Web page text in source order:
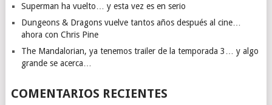
Superman ha vuelto… y esta vez es en serio
Dungeons & Dragons vuelve tantos años después al cine…
ahora con Chris Pine
The Mandalorian, ya tenemos trailer de la temporada 3… y algo
grande se acerca…
COMENTARIOS RECIENTES